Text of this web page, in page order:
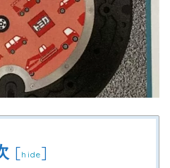
[hide]